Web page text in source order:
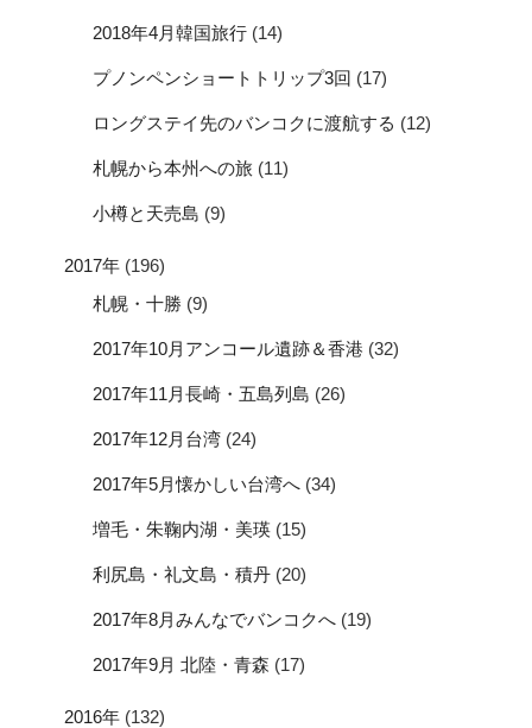
2018年4月韓国旅行 (14)
プノンペンショートトリップ3回 (17)
ロングステイ先のバンコクに渡航する (12)
札幌から本州への旅 (11)
小樽と天売島 (9)
2017年 (196)
札幌・十勝 (9)
2017年10月アンコール遺跡＆香港 (32)
2017年11月長崎・五島列島 (26)
2017年12月台湾 (24)
2017年5月懐かしい台湾へ (34)
増毛・朱鞠内湖・美瑛 (15)
利尻島・礼文島・積丹 (20)
2017年8月みんなでバンコクへ (19)
2017年9月 北陸・青森 (17)
2016年 (132)